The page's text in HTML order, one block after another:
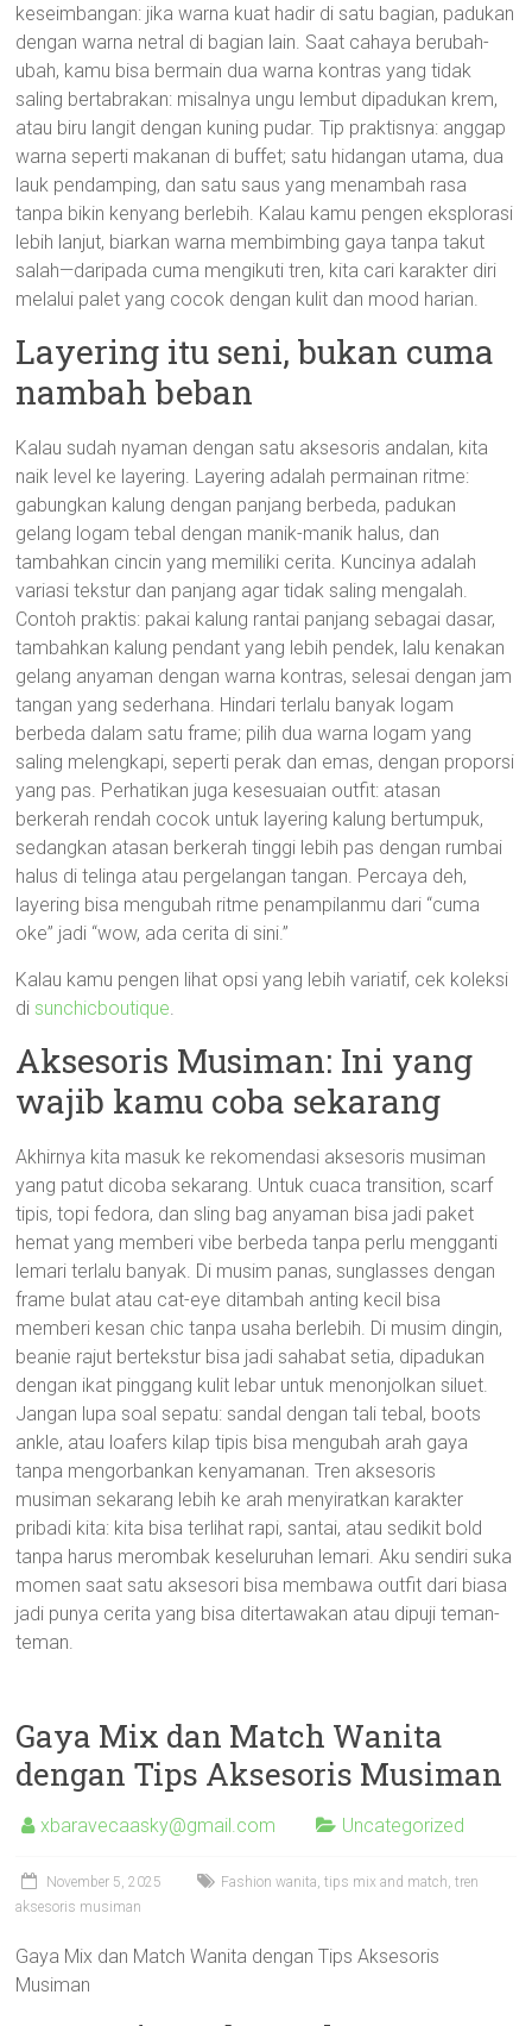
keseimbangan: jika warna kuat hadir di satu bagian, padukan
dengan warna netral di bagian lain. Saat cahaya berubah-
ubah, kamu bisa bermain dua warna kontras yang tidak
saling bertabrakan: misalnya ungu lembut dipadukan krem,
atau biru langit dengan kuning pudar. Tip praktisnya: anggap
warna seperti makanan di buffet; satu hidangan utama, dua
lauk pendamping, dan satu saus yang menambah rasa
tanpa bikin kenyang berlebih. Kalau kamu pengen eksplorasi
lebih lanjut, biarkan warna membimbing gaya tanpa takut
salah—daripada cuma mengikuti tren, kita cari karakter diri
melalui palet yang cocok dengan kulit dan mood harian.
Layering itu seni, bukan cuma
nambah beban
Kalau sudah nyaman dengan satu aksesoris andalan, kita
naik level ke layering. Layering adalah permainan ritme:
gabungkan kalung dengan panjang berbeda, padukan
gelang logam tebal dengan manik-manik halus, dan
tambahkan cincin yang memiliki cerita. Kuncinya adalah
variasi tekstur dan panjang agar tidak saling mengalah.
Contoh praktis: pakai kalung rantai panjang sebagai dasar,
tambahkan kalung pendant yang lebih pendek, lalu kenakan
gelang anyaman dengan warna kontras, selesai dengan jam
tangan yang sederhana. Hindari terlalu banyak logam
berbeda dalam satu frame; pilih dua warna logam yang
saling melengkapi, seperti perak dan emas, dengan proporsi
yang pas. Perhatikan juga kesesuaian outfit: atasan
berkerah rendah cocok untuk layering kalung bertumpuk,
sedangkan atasan berkerah tinggi lebih pas dengan rumbai
halus di telinga atau pergelangan tangan. Percaya deh,
layering bisa mengubah ritme penampilanmu dari “cuma
oke” jadi “wow, ada cerita di sini.”
Kalau kamu pengen lihat opsi yang lebih variatif, cek koleksi
di sunchicboutique.
Aksesoris Musiman: Ini yang
wajib kamu coba sekarang
Akhirnya kita masuk ke rekomendasi aksesoris musiman
yang patut dicoba sekarang. Untuk cuaca transition, scarf
tipis, topi fedora, dan sling bag anyaman bisa jadi paket
hemat yang memberi vibe berbeda tanpa perlu mengganti
lemari terlalu banyak. Di musim panas, sunglasses dengan
frame bulat atau cat-eye ditambah anting kecil bisa
memberi kesan chic tanpa usaha berlebih. Di musim dingin,
beanie rajut bertekstur bisa jadi sahabat setia, dipadukan
dengan ikat pinggang kulit lebar untuk menonjolkan siluet.
Jangan lupa soal sepatu: sandal dengan tali tebal, boots
ankle, atau loafers kilap tipis bisa mengubah arah gaya
tanpa mengorbankan kenyamanan. Tren aksesoris
musiman sekarang lebih ke arah menyiratkan karakter
pribadi kita: kita bisa terlihat rapi, santai, atau sedikit bold
tanpa harus merombak keseluruhan lemari. Aku sendiri suka
momen saat satu aksesori bisa membawa outfit dari biasa
jadi punya cerita yang bisa ditertawakan atau dipuji teman-
teman.
Gaya Mix dan Match Wanita
dengan Tips Aksesoris Musiman
xbaravecaasky@gmail.com Uncategorized
November 5, 2025
Fashion wanita, tips mix and match, tren
aksesoris musiman
Gaya Mix dan Match Wanita dengan Tips Aksesoris
Musiman